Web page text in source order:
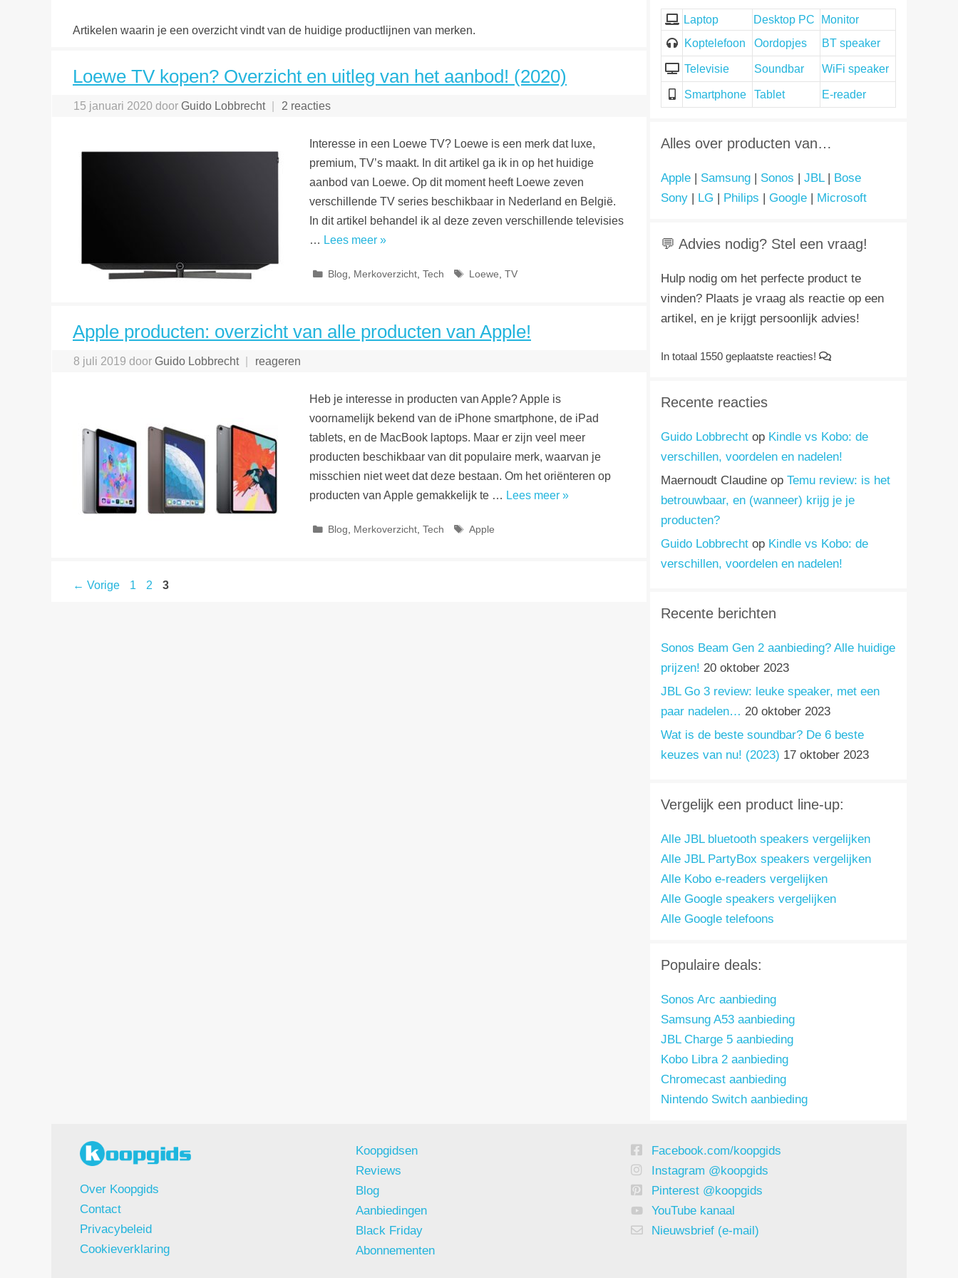
Artikelen waarin je een overzicht vindt van de huidige productlijnen van merken.
Loewe TV kopen? Overzicht en uitleg van het aanbod! (2020)
15 januari 2020 door Guido Lobbrecht 2 reacties
Interesse in een Loewe TV? Loewe is een merk dat luxe,
premium, TV’s maakt. In dit artikel ga ik in op het huidige
aanbod van Loewe. Op dit moment heeft Loewe zeven
verschillende TV series beschikbaar in Nederland en België.
In dit artikel behandel ik al deze zeven verschillende televisies
… Lees meer »
Categorieën
Blog, Merkoverzicht,Tech Tags
Loewe,TV
Apple producten: overzicht van alle producten van Apple!
8 juli 2019 door Guido Lobbrecht reageren
Heb je interesse in producten van Apple? Apple is
voornamelijk bekend van de iPhone smartphone, de iPad
tablets, en de MacBook laptops. Maar er zijn veel meer
producten beschikbaar van dit populaire merk, waarvan je
misschien niet weet dat deze bestaan. Om het oriënteren op
producten van Apple gemakkelijk te … Lees meer »
Categorieën
Blog, Merkoverzicht,Tech Tags
Apple
← Vorige Pagina
1 Pagina
2 Pagina
3
Laptop Desktop PC
Monitor
Koptelefoon
Oordopjes BT speaker
Televisie Soundbar WiFi speaker
Smartphone Tablet E-reader
Alles over producten van…
Apple | Samsung | Sonos | JBL| Bose
Sony | LG | Philips | Google | Microsoft
💬 Advies nodig? Stel een vraag!
Hulp nodig om het perfecte product te
vinden? Plaats je vraag als reactie op een
artikel, en je krijgt persoonlijk advies!
In totaal 1550 geplaatste reacties!
Recente reacties
Guido Lobbrecht op Kindle vs Kobo: de
verschillen, voordelen en nadelen!
Maernoudt Claudine op Temu review: is het
betrouwbaar, en (wanneer) krijg je je
producten?
Guido Lobbrecht op Kindle vs Kobo: de
verschillen, voordelen en nadelen!
Recente berichten
Sonos Beam Gen 2 aanbieding? Alle huidige
prijzen! 20 oktober 2023
JBL Go 3 review: leuke speaker, met een
paar nadelen… 20 oktober 2023
Wat is de beste soundbar? De 6 beste
keuzes van nu! (2023) 17 oktober 2023
Vergelijk een product line-up:
Alle JBL bluetooth speakers vergelijken
Alle JBL PartyBox speakers vergelijken
Alle Kobo e-readers vergelijken
Alle Google speakers vergelijken
Alle Google telefoons
Populaire deals:
Sonos Arc aanbieding
Samsung A53 aanbieding
JBL Charge 5 aanbieding
Kobo Libra 2 aanbieding
Chromecast aanbieding
Nintendo Switch aanbieding
Over Koopgids
Contact
Privacybeleid
Cookieverklaring
Koopgidsen
Reviews
Blog
Aanbiedingen
Black Friday
Abonnementen
Facebook.com/koopgids
Instagram @koopgids
Pinterest @koopgids
YouTube kanaal
Nieuwsbrief (e-mail)